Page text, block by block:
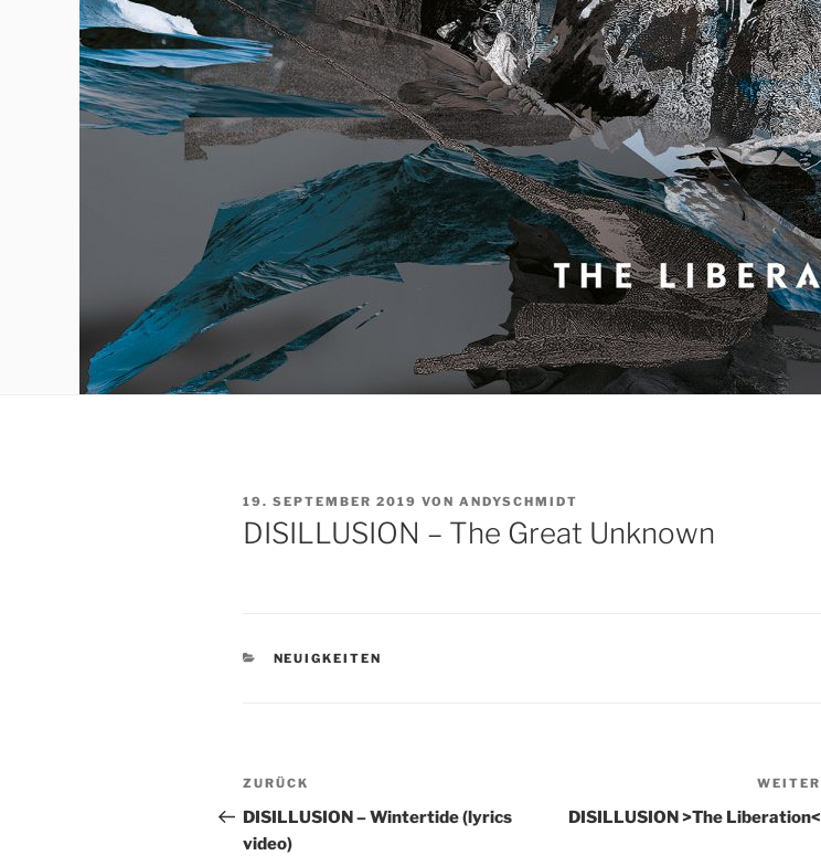
VERÖFFENTLICHT
AM
19. SEPTEMBER 2019 VON ANDYSCHMIDT
DISILLUSION – The Great Unknown
KATEGORIEN
NEUIGKEITEN
Beitragsnavigation
Vorheriger
Beitrag
ZURÜCK
DISILLUSION – Wintertide (lyrics
video)
WEITER
DISILLUSION >The Liberation<